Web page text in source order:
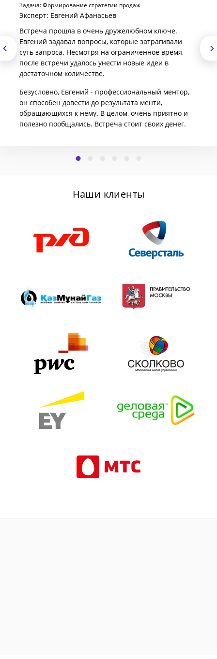
Задача: Формирование стратегии продаж
Эксперт: Евгений Афанасьев
Встреча прошла в очень дружелюбном ключе.
Евгений задавал вопросы, которые затрагивали
суть запроса. Несмотря на ограниченное время,
после встречи удалось унести новые идеи в
достаточном количестве.
Безусловно, Евгений - профессиональный ментор,
он способен довести до результата менти,
обращающихся к нему. В целом, очень приятно и
полезно пообщались. Встреча стоит своих денег.
Наши клиенты